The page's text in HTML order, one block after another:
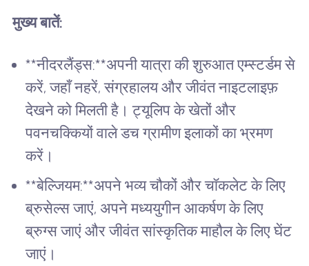
मुख्य बातें:
**नीदरलैंड्स:**अपनी यात्रा की शुरुआत एम्स्टर्डम से
करें, जहाँ नहरें, संग्रहालय और जीवंत नाइटलाइफ़
देखने को मिलती है। ट्यूलिप के खेतों और
पवनचक्कियों वाले डच ग्रामीण इलाकों का भ्रमण
करें।
**बेल्जियम:**अपने भव्य चौकों और चॉकलेट के लिए
ब्रुसेल्स जाएं, अपने मध्ययुगीन आकर्षण के लिए
ब्रुग्स जाएं और जीवंत सांस्कृतिक माहौल के लिए घेंट
जाएं।